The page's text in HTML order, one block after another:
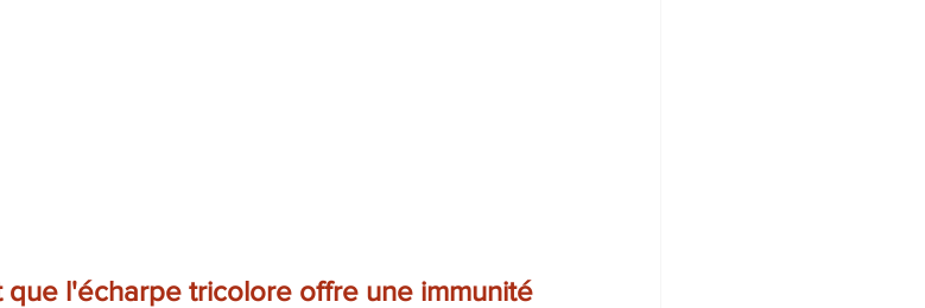
l'écharpe tricolore offre une immunité